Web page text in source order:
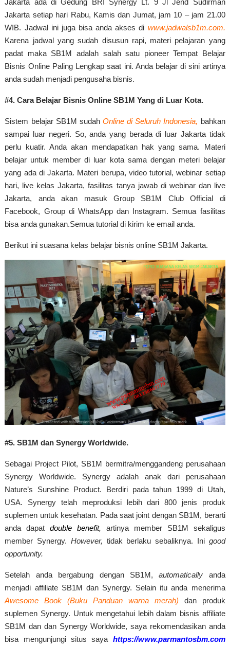
Jakarta setiap hari Rabu, Kamis dan Jumat, jam 10 – jam 21.00
WIB. Jadwal ini juga bisa anda akses di www.jadwalsb1m.com.
Karena jadwal yang sudah disusun rapi, materi pelajaran yang
padat maka SB1M adalah salah satu pioneer Tempat Belajar
Bisnis Online Paling Lengkap saat ini. Anda belajar di sini artinya
anda sudah menjadi pengusaha bisnis.
#4. Cara Belajar Bisnis Online SB1M Yang di Luar Kota.
Sistem belajar SB1M sudah Online di Seluruh Indonesia, bahkan
sampai luar negeri. So, anda yang berada di luar Jakarta tidak
perlu kuatir. Anda akan mendapatkan hak yang sama. Materi
belajar untuk member di luar kota sama dengan meteri belajar
yang ada di Jakarta. Materi berupa, video tutorial, webinar setiap
hari, live kelas Jakarta, fasilitas tanya jawab di webinar dan live
Jakarta, anda akan masuk Group SB1M Club Official di
Facebook, Group di WhatsApp dan Instagram. Semua fasilitas
bisa anda gunakan.Semua tutorial di kirim ke email anda.
Berikut ini suasana kelas belajar bisnis online SB1M Jakarta.
#5. SB1M dan Synergy Worldwide.
Sebagai Project Pilot, SB1M bermitra/menggandeng perusahaan
Synergy Worldwide. Synergy adalah anak dari perusahaan
Nature’s Sunshine Product. Berdiri pada tahun 1999 di Utah,
USA. Synergy telah meproduksi lebih dari 800 jenis produk
suplemen untuk kesehatan. Pada saat joint dengan SB1M, berarti
anda dapatdouble benefit, artinya member SB1M sekaligus
member Synergy. However, tidak berlaku sebaliknya. Ini good
opportunity.
Setelah anda bergabung dengan SB1M,automatically anda
menjadi affiliate SB1M dan Synergy. Selain itu anda menerima
Awesome Book (Buku Panduan warna merah) dan produk
suplemen Synergy. Untuk mengetahui lebih dalam bisnis affiliate
SB1M dan dan Synergy Worldwide, saya rekomendasikan anda
bisa mengunjungi situs saya https://www.parmantosbm.com